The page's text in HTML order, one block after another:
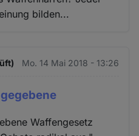
bilden...
Mo. 14 Mai 2018 - 13:26
Waffengesetz